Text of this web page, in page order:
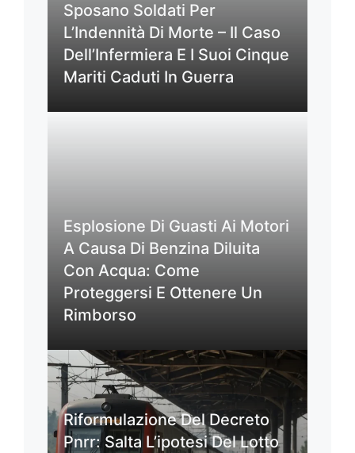
Sposano Soldati Per
L’Indennità Di Morte – Il Caso
Dell’Infermiera E I Suoi Cinque
Mariti Caduti In Guerra
Esplosione Di Guasti Ai Motori
A Causa Di Benzina Diluita
Con Acqua: Come
Proteggersi E Ottenere Un
Rimborso
Riformulazione Del Decreto
Pnrr: Salta L’ipotesi Del Lotto